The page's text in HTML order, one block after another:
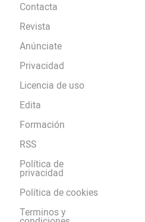
Contacta
Revista
Anúnciate
Privacidad
Licencia de uso
Edita
Formación
RSS
Política de
privacidad
Política de cookies
Terminos y